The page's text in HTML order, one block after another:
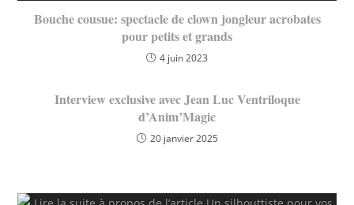
Bouche cousue: spectacle de clown jongleur acrobates
pour petits et grands
4 juin 2023
Interview exclusive avec Jean Luc Ventriloque
d’Anim’Magic
20 janvier 2025